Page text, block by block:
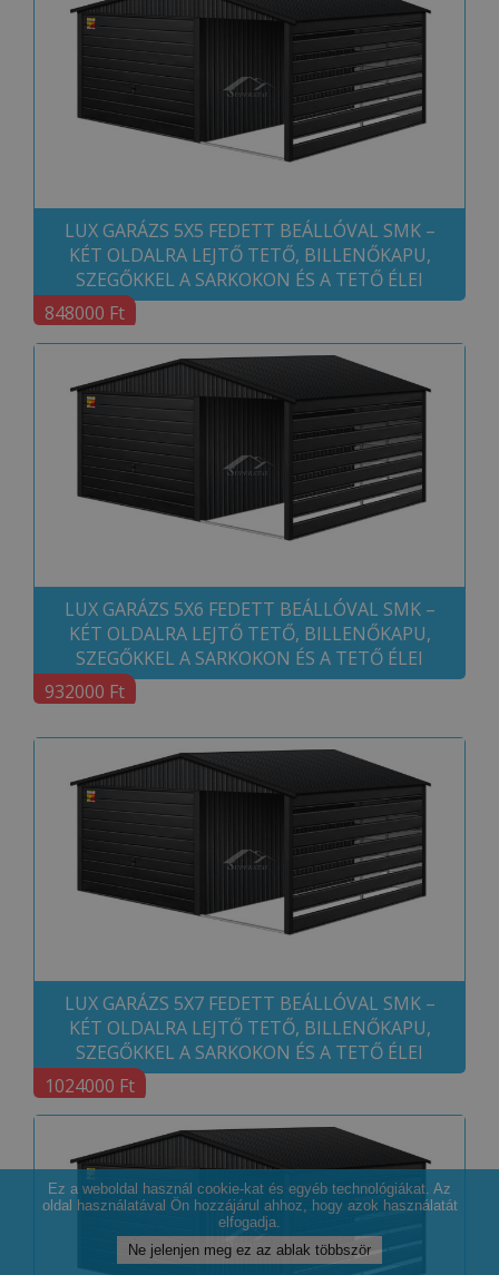
LUX GARÁZS 5X5 FEDETT BEÁLLÓVAL SMK –
KÉT OLDALRA LEJTŐ TETŐ, BILLENŐKAPU,
SZEGŐKKEL A SARKOKON ÉS A TETŐ ÉLEI
848000 Ft
LUX GARÁZS 5X6 FEDETT BEÁLLÓVAL SMK –
KÉT OLDALRA LEJTŐ TETŐ, BILLENŐKAPU,
SZEGŐKKEL A SARKOKON ÉS A TETŐ ÉLEI
932000 Ft
LUX GARÁZS 5X7 FEDETT BEÁLLÓVAL SMK –
KÉT OLDALRA LEJTŐ TETŐ, BILLENŐKAPU,
SZEGŐKKEL A SARKOKON ÉS A TETŐ ÉLEI
1024000 Ft
Ez a weboldal használ cookie-kat és egyéb technológiákat. Az
oldal használatával Ön hozzájárul ahhoz, hogy azok használatát
elfogadja.